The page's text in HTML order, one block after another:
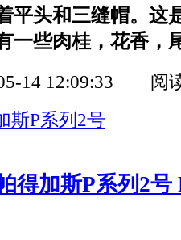
平头和三缝帽。这
一些肉桂，花香，
14 12:09:33 阅
得加斯P系列2号